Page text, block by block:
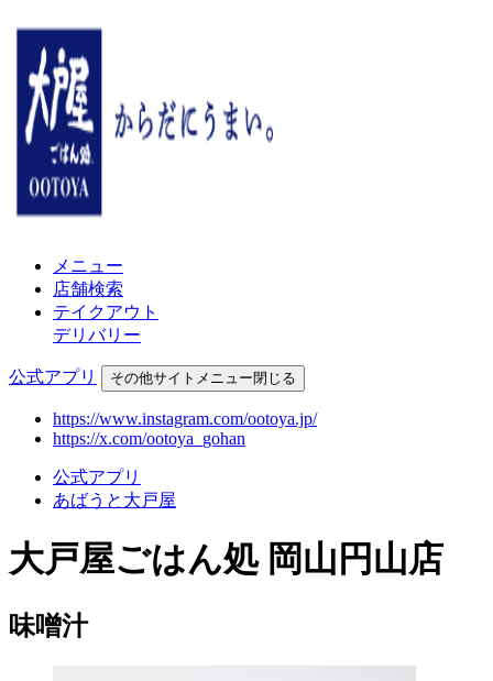
メニュー
店舗検索
テイクアウト
デリバリー
公式アプリ その他サイトメニュー閉じる
https://www.instagram.com/ootoya.jp/
https://x.com/ootoya_gohan
公式アプリ
あばうと大戸屋
大戸屋ごはん処 岡山円山店
味噌汁